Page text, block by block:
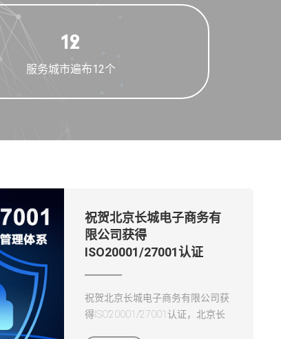
12
服务城市遍布12个
祝贺北京长城电子商务有
限公司获得
ISO20001/27001认证
祝贺北京长城电子商务有限公司获
得ISO20001/27001认证，北京长